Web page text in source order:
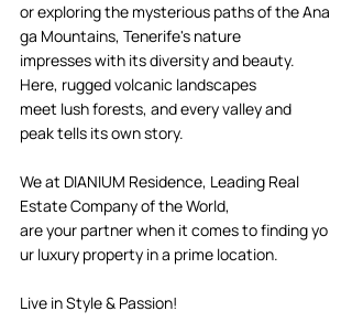
or exploring the mysterious paths of the Ana
ga Mountains, Tenerife's nature
impresses with its diversity and beauty.
Here, rugged volcanic landscapes
meet lush forests, and every valley and
peak tells its own story.
We at DIANIUM Residence, Leading Real
Estate Company of the World,
are your partner when it comes to finding yo
ur luxury property in a prime location.
Live in Style & Passion!